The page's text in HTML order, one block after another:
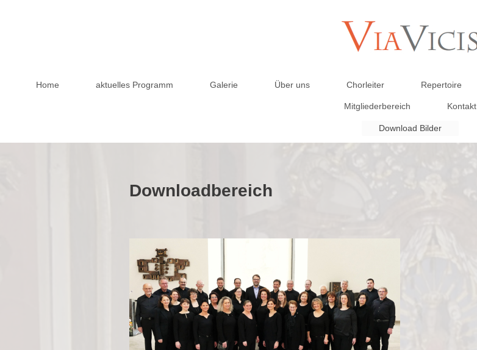
Home aktuelles Programm Galerie Über uns Chorleiter Repertoire
Mitgliederbereich Kontakt
Download Bilder
Downloadbereich